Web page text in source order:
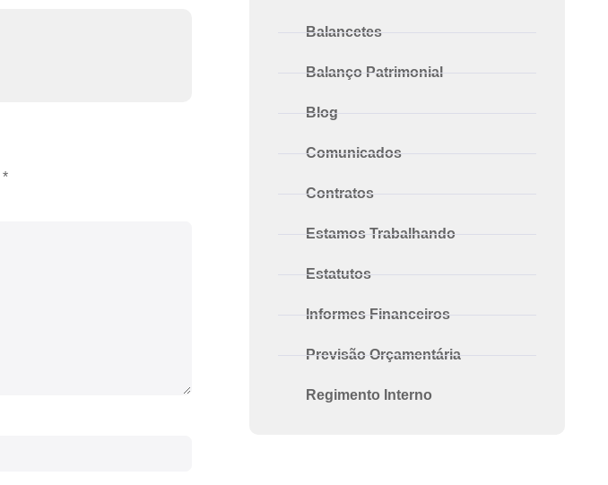
*
Balancetes
Balanço Patrimonial
Blog
Comunicados
Contratos
Estamos Trabalhando
Estatutos
Informes Financeiros
Previsão Orçamentária
Regimento Interno